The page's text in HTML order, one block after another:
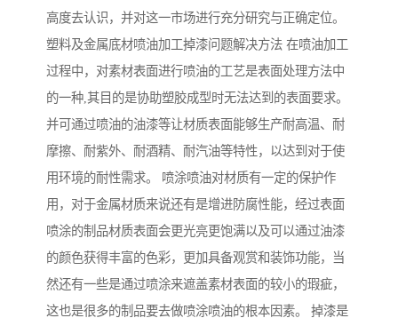
高度去认识，并对这一市场进行充分研究与正确定位。
塑料及金属底材喷油加工掉漆问题解决方法 在喷油加工
过程中，对素材表面进行喷油的工艺是表面处理方法中
的一种,其目的是协助塑胶成型时无法达到的表面要求。
并可通过喷油的油漆等让材质表面能够生产耐高温、耐
摩擦、耐紫外、耐酒精、耐汽油等特性，以达到对于使
用环境的耐性需求。 喷涂喷油对材质有一定的保护作
用，对于金属材质来说还有是增进防腐性能，经过表面
喷涂的制品材质表面会更光亮更饱满以及可以通过油漆
的颜色获得丰富的色彩，更加具备观赏和装饰功能，当
然还有一些是通过喷涂来遮盖素材表面的较小的瑕疵，
这也是很多的制品要去做喷涂喷油的根本因素。 掉漆是